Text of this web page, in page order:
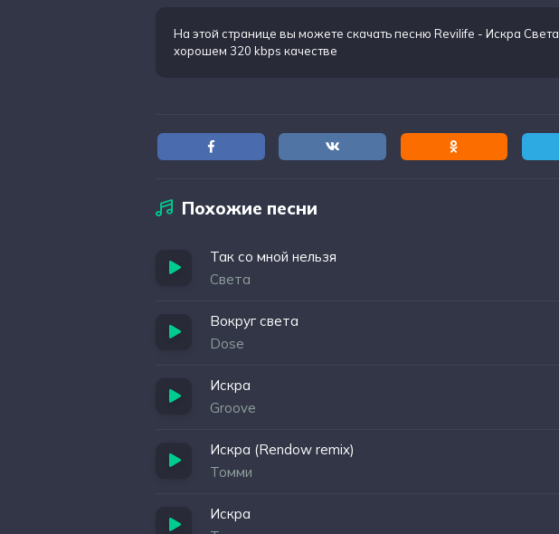
На этой странице вы можете скачать песню Revilife - Искра Света
хорошем 320 kbps качестве
Похожие песни
Так со мной нельзя
Света
Вокруг света
Dose
Искра
Groove
Искра (Rendow remix)
Томми
Искра